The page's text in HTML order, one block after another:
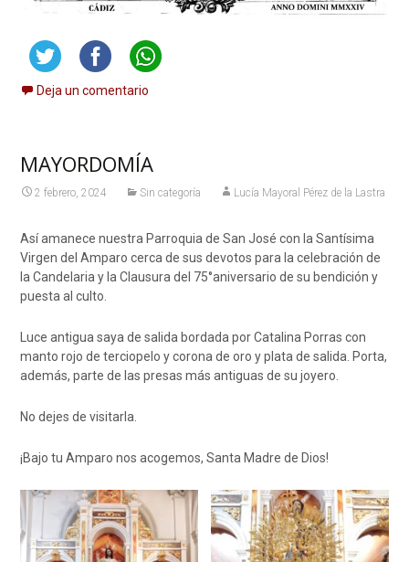
Deja un comentario
MAYORDOMÍA
2 febrero, 2024 Sin categoría Lucía Mayoral Pérez de la Lastra
Así amanece nuestra Parroquia de San José con la Santísima
Virgen del Amparo cerca de sus devotos para la celebración de
la Candelaria y la Clausura del 75°aniversario de su bendición y
puesta al culto.
Luce antigua saya de salida bordada por Catalina Porras con
manto rojo de terciopelo y corona de oro y plata de salida. Porta,
además, parte de las presas más antiguas de su joyero.
No dejes de visitarla.
¡Bajo tu Amparo nos acogemos, Santa Madre de Dios!